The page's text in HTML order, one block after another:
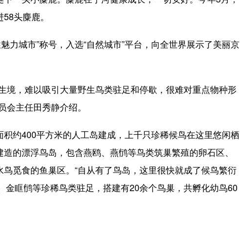
头麋鹿。
城市”称号，入选“自然城市”平台，向全世界展示了美丽京
，难以吸引大量野生鸟类驻足和停歇，很难对重点物种形
主任田秀静介绍。
400平方米的人工岛建成，上千只珍稀候鸟在这里悠闲栖
的漂浮鸟岛，包含燕鸥、燕鸻等鸟类筑巢繁殖的卵石区、
觅食的鱼巢区。“自从有了鸟岛，这里很快就成了候鸟繁衍
眶鸻等珍稀鸟类驻足，搭建有20余个鸟巢，共孵化幼鸟60